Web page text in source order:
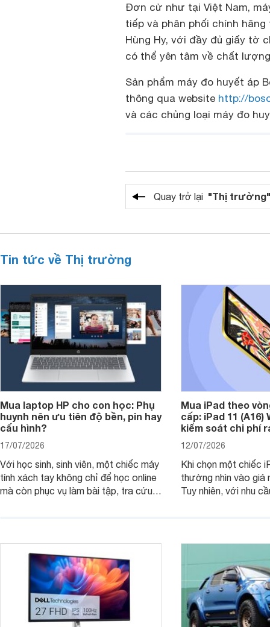
Đơn cử như tại Việt Nam,
tiếp và phân phối chính
Hùng Hy, với đầy đủ giấy tờ
có thể yên tâm về chất
Sản phẩm máy đo huyết áp
thông qua website http://
và các chủng loại máy đo
Quay trở lại "Thị trường"
Tin tức về Thị trường
Mua laptop HP cho con học: Phụ
huynh nên ưu tiên độ bền, pin hay
cấu hình?
17/07/2026
Với học sinh, sinh viên, một chiếc máy
tính xách tay không chỉ để học online
mà còn phục vụ làm bài tập, tra cứu,
thay vì chỉ so sánh cấu hình trên giấy.
Mua iPad theo
cấp: iPad 11 (A16)
kiểm soát chi phí
12/07/2026
Khi chọn một chiếc
thường nhìn vào
Tuy nhiên, với nhu
không, dùng được